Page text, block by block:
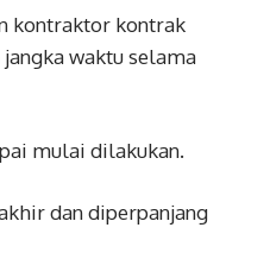
kontraktor kontrak
waktu selama
mulai dilakukan.
dan diperpanjang